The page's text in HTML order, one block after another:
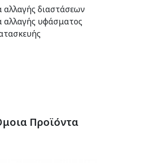
διαστάσεων
αλλαγής υφάσματος
Προϊόντα